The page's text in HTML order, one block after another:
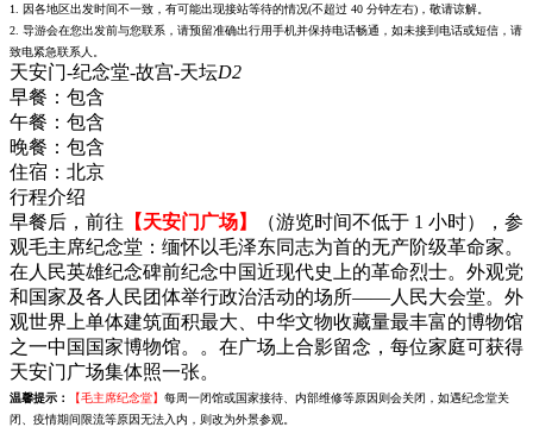
1. 因各地区出发时间不一致，有可能出现接站等待的情况(不超过 40 分钟左右)，敬请谅解。
2. 导游会在您出发前与您联系，请预留准确出行用手机并保持电话畅通，如未接到电话或短信，请
致电紧急联系人。
天安门-纪念堂-故宫-天坛D2
早餐： 包含
午餐： 包含
晚餐： 包含
住宿： 北京
行程介绍
早餐后，前往 【天安门广场】
（游览时间不低于 1 小时），参
观毛主席纪念堂：缅怀以毛泽东同志为首的无产阶级革命家。
在人民英雄纪念碑前纪念中国近现代史上的革命烈士。外观党
和国家及各人民团体举行政治活动的场所——人民大会堂。外
观世界上单体建筑面积最大、中华文物收藏量最丰富的博物馆
之一中国国家博物馆。。在广场上合影留念，每位家庭可获得
天安门广场集体照一张。
温馨提示： 【毛主席纪念堂】 每周一闭馆或国家接待、内部维修等原因则会关闭，如遇纪念堂关
闭、疫情期间限流等原因无法入内，则改为外景参观。